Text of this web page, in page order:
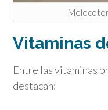
Vitaminas
Entre las vitaminas
destacan: